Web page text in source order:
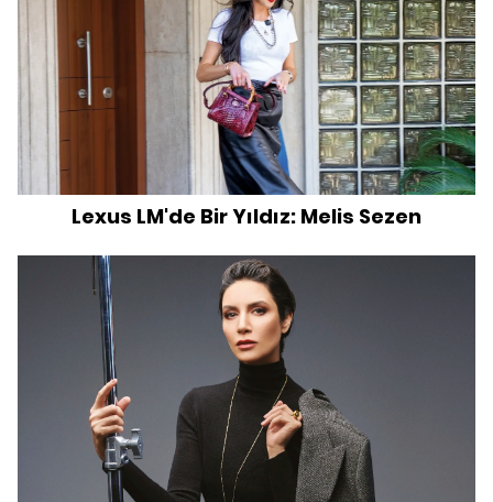
Lexus LM'de Bir Yıldız: Melis Sezen